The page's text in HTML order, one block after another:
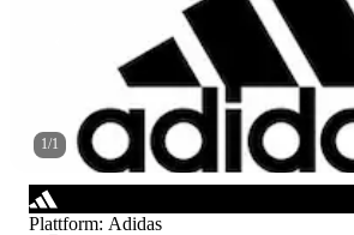
1/1
Plattform: Adidas